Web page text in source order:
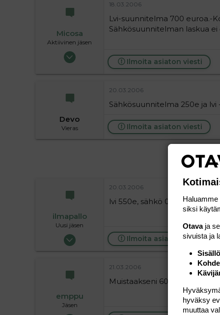
Micosa
Aktiivinen jäsen
07.05.2005
18.03.2006
Lvi-suunnitelma 700 euroa.-
Sähkösuunnitelman laskua
Ilmoita asiaton viesti
Devo
Vieras
20.03.2006
Sähkösuunnitelma 250e ja
Ilmoita asiaton viesti
ilmapallo
Uusi jäsen
01.05.2005
20.03.2006
lvi 550e, sähkö 0e
Ilmoita asiaton viesti
emppu
Jäsen
21.03.2006
Muistaakseni 600e ja 300e
Haluamme
siksi
Otavaja
sivuista ja
hyväksy
muuttaa